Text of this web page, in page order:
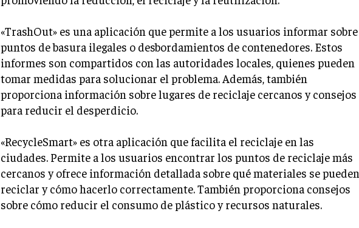
«TrashOut» es una aplicación que permite a los usuarios informar sobre
puntos de basura ilegales o desbordamientos de contenedores. Estos
informes son compartidos con las autoridades locales, quienes pueden
tomar medidas para solucionar el problema. Además, también
proporciona información sobre lugares de reciclaje cercanos y consejos
para reducir el desperdicio.
«RecycleSmart» es otra aplicación que facilita el reciclaje en las
ciudades. Permite a los usuarios encontrar los puntos de reciclaje más
cercanos y ofrece información detallada sobre qué materiales se pueden
reciclar y cómo hacerlo correctamente. También proporciona consejos
sobre cómo reducir el consumo de plástico y recursos naturales.